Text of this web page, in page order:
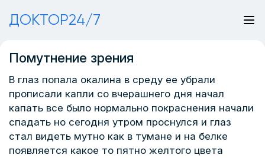
ДОКТОР24/7
Помутнение зрения
В глаз попала окалина в среду ее убрали
прописали капли со вчерашнего дня начал
капать все было нормально покраснения начали
спадать но сегодня утром проснулся и глаз
стал видеть мутно как в тумане и на белке
появляется какое то пятно желтого цвета